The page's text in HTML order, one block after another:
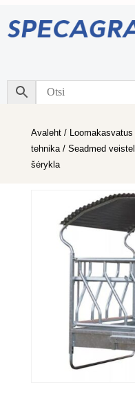
Avaleht/ Loomakasvatus
tehnika/ Seadmed
šėrykla